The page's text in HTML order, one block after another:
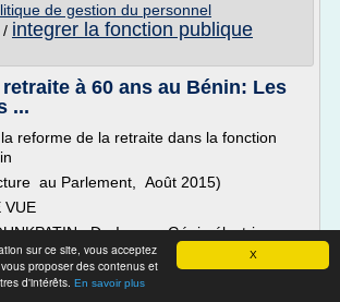
X
sur ce site, vous acceptez
proposer des contenus et
d'intérêts. En savoir plus
de gestion du personnel
/ integrer la fonction publique
à 60 ans au Bénin: Les
...
reforme de la retraite dans la fonction
au Parlement, Août 2015)
VUE
Dr.-Ing. en Génie électrique
(1990-1995)